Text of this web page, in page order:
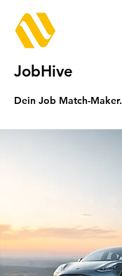
JobHive
Dein Job Match-Maker.